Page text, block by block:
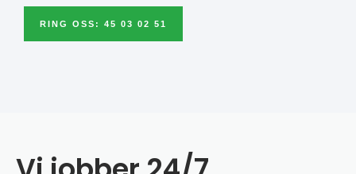
RING OSS: 45 03 02 51